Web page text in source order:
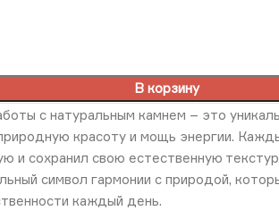
В корзину
с натуральным камнем – это
красоту и мощь энергии.
и сохранил свою естественную
символ гармонии с природой,
каждый день.